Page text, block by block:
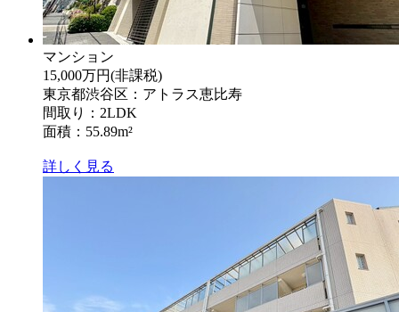
マンション
15,000万円(非課税)
東京都渋谷区：アトラス恵比寿
間取り：2LDK
面積：55.89m²
詳しく見る